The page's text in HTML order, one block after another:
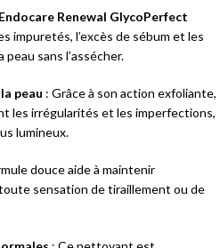
Endocare Renewal GlycoPerfect
impuretés, l’excès de sébum et les
sans l’assécher.
peau : Grâce à son action exfoliante,
les irrégularités et les imperfections,
lumineux.
douce aide à maintenir
sensation de tiraillement ou de